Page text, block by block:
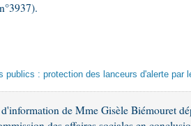
publics : protection des lanceurs d'alerte par
de Mme Gisèle Biémouret